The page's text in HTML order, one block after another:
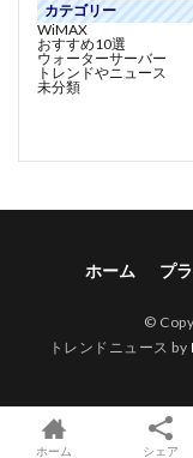
カテゴリー
WiMAX
おすすめ10選
ウォーターサーバー
トレンドやニュース
未分類
ホーム プ
©
トレンドニュース by
ホーム シェア